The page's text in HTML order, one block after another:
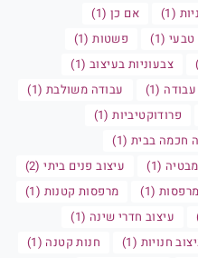
(1)
אם כן (1)
טבעי (1)
פשטות (1)
צבעוניות בעיצוב (1)
(1)
עבודה משולבת (1)
פרודוקטיביות (1)
חכמה בבית (1)
(1)
עיצוב פנים ביתי (2)
(1)
מרפסות קטנות (1)
עיצוב חדרי שינה (1)
חנויות (1)
חנות קטנה (1)